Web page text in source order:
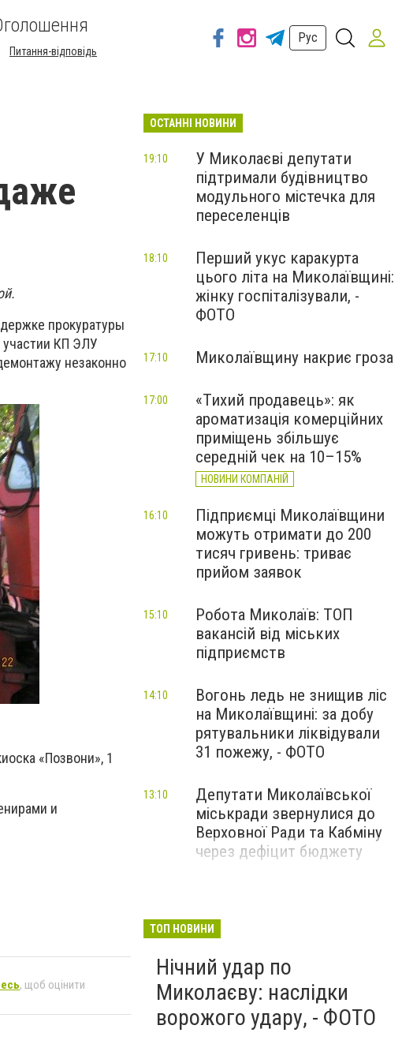
Питання-відповідь
Рус
прокуратуры
участии КП ЭЛУ
незаконно
«Позвони», 1
и
, щоб оцінити
ОСТАННІ НОВИНИ
У Миколаєві депутати
підтримали будівництво
модульного містечка для
переселенців
19:10
Перший укус каракурта
цього літа на Миколаївщині:
жінку госпіталізували, -
ФОТО
18:10
Миколаївщину накриє гроза
17:10
«Тихий продавець»: як
ароматизація комерційних
приміщень збільшує
середній чек на 10–15%
НОВИНИ КОМПАНІЙ
17:00
Підприємці Миколаївщини
можуть отримати до 200
тисяч гривень: триває
прийом заявок
16:10
Робота Миколаїв: ТОП
вакансій від міських
підприємств
15:10
Вогонь ледь не знищив ліс
на Миколаївщині: за добу
рятувальники ліквідували
31 пожежу, - ФОТО
14:10
Депутати Миколаївської
міськради звернулися до
Верховної Ради та Кабміну
через дефіцит бюджету
13:10
ТОП НОВИНИ
Нічний удар по
Миколаєву: наслідки
ворожого удару, - ФОТО